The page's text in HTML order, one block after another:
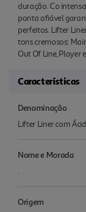
duração. Co
ponta afiável
perfeitos. Lifter
tons cremosos:
Out Of Line, Player
Características
Denominação
Lifter Liner com
Nome e Morada
.
Origem